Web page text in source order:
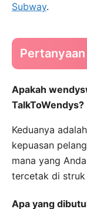
Subway.
Apakah
TalkToWendys?
Keduanya
kepuasan
mana yang
tercetak di struk
Apa yang